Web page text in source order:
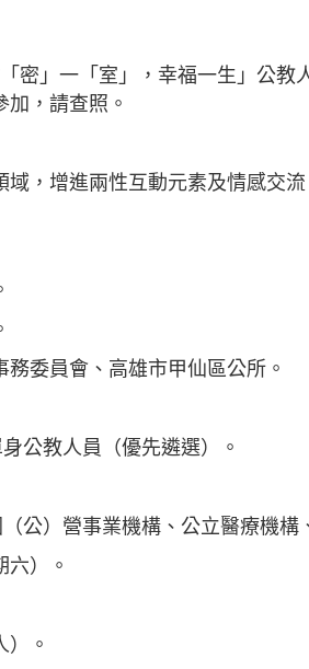
密」一「室」，幸福一生」公教
，請查照。
，增進兩性互動元素及情感交
委員會、高雄市甲仙區公所。
公教人員（優先遴選）。
公）營事業機構、公立醫療機構
六）。
）。